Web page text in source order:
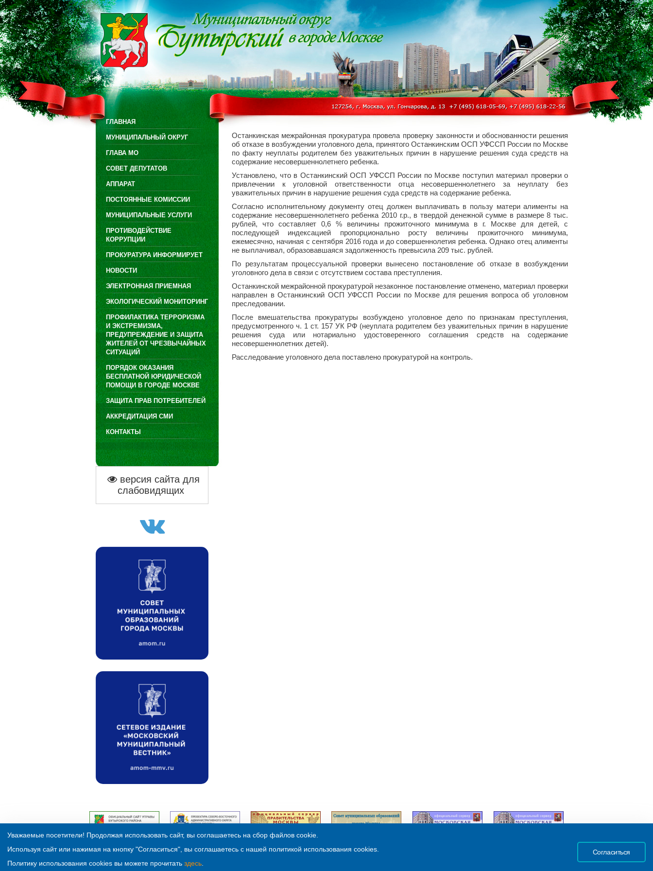
ГЛАВНАЯ
МУНИЦИПАЛЬНЫЙ ОКРУГ
ГЛАВА МО
СОВЕТ ДЕПУТАТОВ
АППАРАТ
ПОСТОЯННЫЕ КОМИССИИ
МУНИЦИПАЛЬНЫЕ УСЛУГИ
ПРОТИВОДЕЙСТВИЕ
КОРРУПЦИИ
ПРОКУРАТУРА ИНФОРМИРУЕТ
НОВОСТИ
ЭЛЕКТРОННАЯ ПРИЕМНАЯ
ЭКОЛОГИЧЕСКИЙ МОНИТОРИНГ
ПРОФИЛАКТИКА ТЕРРОРИЗМА
И ЭКСТРЕМИЗМА,
ПРЕДУПРЕЖДЕНИЕ И ЗАЩИТА
ЖИТЕЛЕЙ ОТ ЧРЕЗВЫЧАЙНЫХ
СИТУАЦИЙ
ПОРЯДОК ОКАЗАНИЯ
БЕСПЛАТНОЙ ЮРИДИЧЕСКОЙ
ПОМОЩИ В ГОРОДЕ МОСКВЕ
ЗАЩИТА ПРАВ ПОТРЕБИТЕЛЕЙ
АККРЕДИТАЦИЯ СМИ
КОНТАКТЫ
версия сайта для
слабовидящих
Останкинская межрайонная прокуратура провела проверку законности и обоснованности решения
об отказе в возбуждении уголовного дела, принятого Останкинским ОСП УФССП России по Москве
по факту неуплаты родителем без уважительных причин в нарушение решения суда средств на
содержание несовершеннолетнего ребенка.
Установлено, что в Останкинский ОСП УФССП России по Москве поступил материал проверки о
привлечении к уголовной ответственности отца несовершеннолетнего за неуплату без
уважительных причин в нарушение решения суда средств на содержание ребенка.
Согласно исполнительному документу отец должен выплачивать в пользу матери алименты на
содержание несовершеннолетнего ребенка 2010 г.р., в твердой денежной сумме в размере 8 тыс.
рублей, что составляет 0,6 % величины прожиточного минимума в г. Москве для детей, с
последующей индексацией пропорционально росту величины прожиточного минимума,
ежемесячно, начиная с сентября 2016 года и до совершеннолетия ребенка. Однако отец алименты
не выплачивал, образовавшаяся задолженность превысила 209 тыс. рублей.
По результатам процессуальной проверки вынесено постановление об отказе в возбуждении
уголовного дела в связи с отсутствием состава преступления.
Останкинской межрайонной прокуратурой незаконное постановление отменено, материал проверки
направлен в Останкинский ОСП УФССП России по Москве для решения вопроса об уголовном
преследовании.
После вмешательства прокуратуры возбуждено уголовное дело по признакам преступления,
предусмотренного ч. 1 ст. 157 УК РФ (неуплата родителем без уважительных причин в нарушение
решения суда или нотариально удостоверенного соглашения средств на содержание
несовершеннолетних детей).
Расследование уголовного дела поставлено прокуратурой на контроль.
Обслуживание:ООО «3В Третья Волна»
Уважаемые посетители! Продолжая использовать сайт, вы соглашаетесь на сбор файлов cookie.
Используя сайт или нажимая на кнопку "Согласиться", вы соглашаетесь с нашей политикой использования cookies.
Политику использования cookies вы можете прочитать здесь
Согласиться